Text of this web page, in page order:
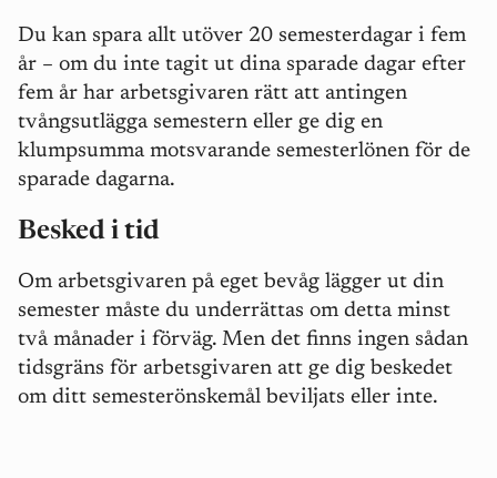
Du kan spara allt utöver 20 semesterdagar i fem
år – om du inte tagit ut dina sparade dagar efter
fem år har arbetsgivaren rätt att antingen
tvångsutlägga semestern eller ge dig en
klumpsumma motsvarande semesterlönen för de
sparade dagarna.
Besked i tid
Om arbetsgivaren på eget bevåg lägger ut din
semester måste du underrättas om detta minst
två månader i förväg. Men det finns ingen sådan
tidsgräns för arbetsgivaren att ge dig beskedet
om ditt semesterönskemål beviljats eller inte.